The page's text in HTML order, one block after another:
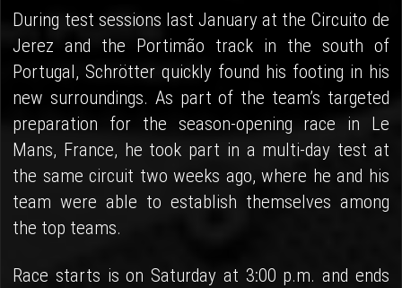
During test sessions last January at the Circuito de
Jerez and the Portimão track in the south of
Portugal, Schrötter quickly found his footing in his
new surroundings. As part of the team’s targeted
preparation for the season-opening race in Le
Mans, France, he took part in a multi-day test at
the same circuit two weeks ago, where he and his
team were able to establish themselves among
the top teams.
Race starts is on Saturday at 3:00 p.m. and ends